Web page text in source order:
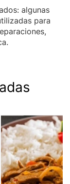
algunas
para